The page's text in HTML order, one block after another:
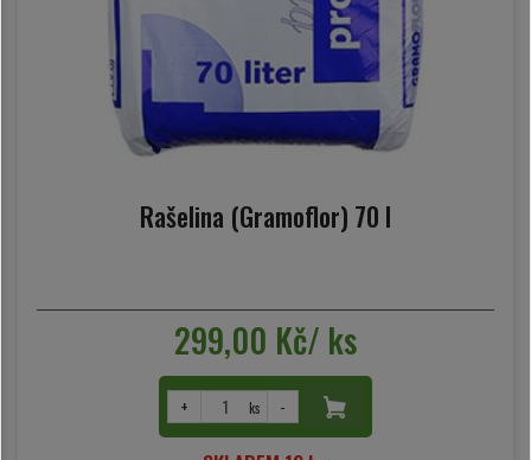
Rašelina (Gramoflor) 70 l
299,00 Kč/ ks
+ ks -